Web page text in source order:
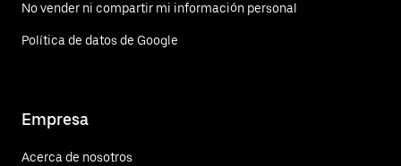
No vender ni compartir mi información personal
Política de datos de Google
Empresa
Acerca de nosotros